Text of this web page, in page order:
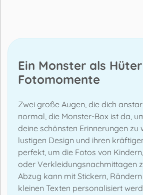
Ein Monster als
Fotomomente
Zwei große Augen, die dich
normal, die Monster-Box ist da,
deine schönsten Erinnerungen zu
lustigen Design und ihren
perfekt, um die Fotos von
oder Verkleidungsnachmittagen
Abzug kann mit Stickern,
kleinen Texten personalisiert